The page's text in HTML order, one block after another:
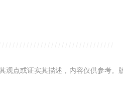
观点或证实其描述，内容仅供参考。